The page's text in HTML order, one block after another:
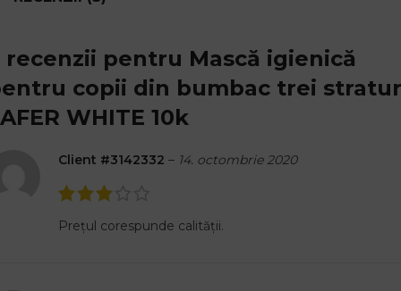
recenzii pentru Mască igienică
copii din bumbac trei
WHITE 10k
Client #3142332 – 14. octombrie 2020
Prețul corespunde calității.